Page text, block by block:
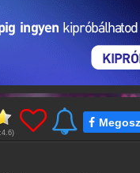
4.6)